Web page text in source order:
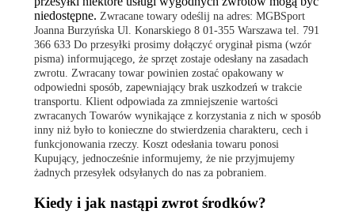
niedostępne. Zwracane towary odeślij na adres: MGBSport
Joanna Burzyńska Ul. Konarskiego 8 01-355 Warszawa tel. 791
366 633 Do przesyłki prosimy dołączyć oryginał pisma (wzór
pisma) informującego, że sprzęt zostaje odesłany na zasadach
zwrotu. Zwracany towar powinien zostać opakowany w
odpowiedni sposób, zapewniający brak uszkodzeń w trakcie
transportu. Klient odpowiada za zmniejszenie wartości
zwracanych Towarów wynikające z korzystania z nich w sposób
inny niż było to konieczne do stwierdzenia charakteru, cech i
funkcjonowania rzeczy. Koszt odesłania towaru ponosi
Kupujący, jednocześnie informujemy, że nie przyjmujemy
żadnych przesyłek odsyłanych do nas za pobraniem.
Kiedy i jak nastąpi zwrot środków?